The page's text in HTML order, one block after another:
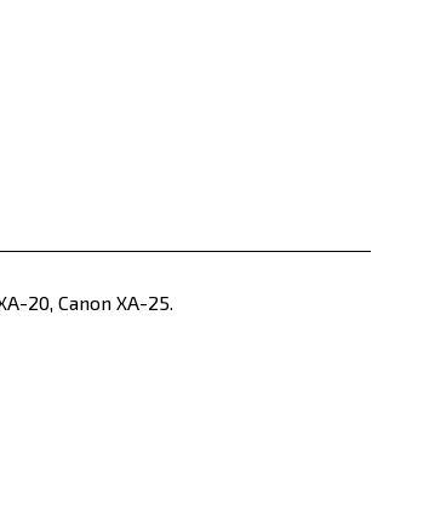
20, Canon XA-25.